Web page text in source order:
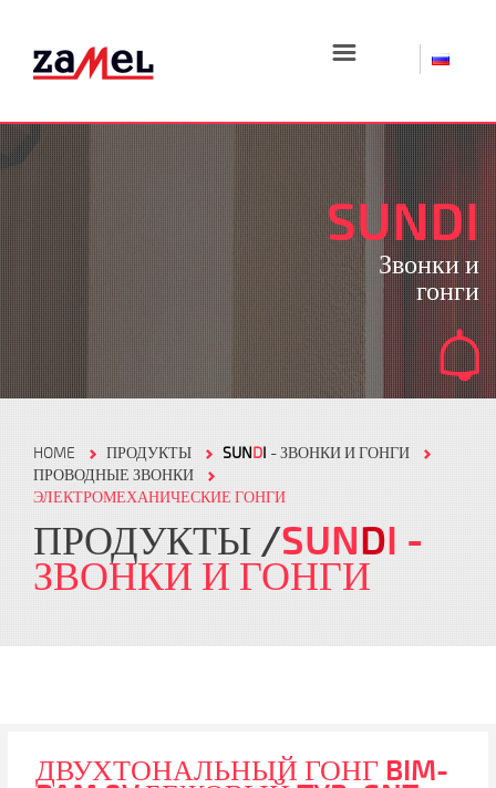
☰
SUNDI
Звонки и
гонги
HOME ПРОДУКТЫ SUNDI - ЗВОНКИ И ГОНГИ
ПРОВОДНЫЕ ЗВОНКИ
ЭЛЕКТРОМЕХАНИЧЕСКИЕ ГОНГИ
ПРОДУКТЫ SUNDI -
ЗВОНКИ И ГОНГИ
ДВУХТОНАЛЬНЫЙ ГОНГ BIM-